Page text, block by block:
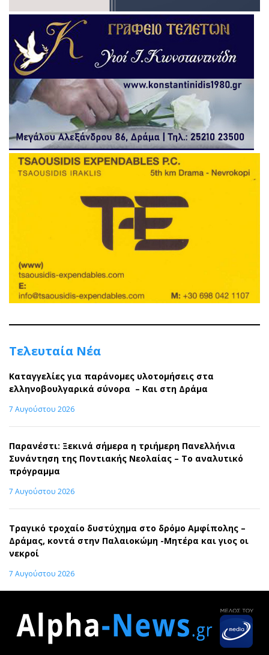
Τελευταία Νέα
Καταγγελίες για παράνομες υλοτομήσεις στα
ελληνοβουλγαρικά σύνορα – Και στη Δράμα
7 Αυγούστου 2026
Παρανέστι: Ξεκινά σήμερα η τριήμερη Πανελλήνια
Συνάντηση της Ποντιακής Νεολαίας – Το αναλυτικό
πρόγραμμα
7 Αυγούστου 2026
Τραγικό τροχαίο δυστύχημα στο δρόμο Αμφίπολης –
Δράμας, κοντά στην Παλαιοκώμη -Μητέρα και γιος οι
νεκροί
7 Αυγούστου 2026